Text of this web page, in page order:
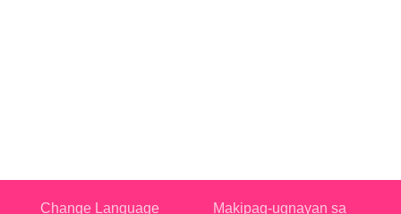
Change Language Makipag-ugnayan sa